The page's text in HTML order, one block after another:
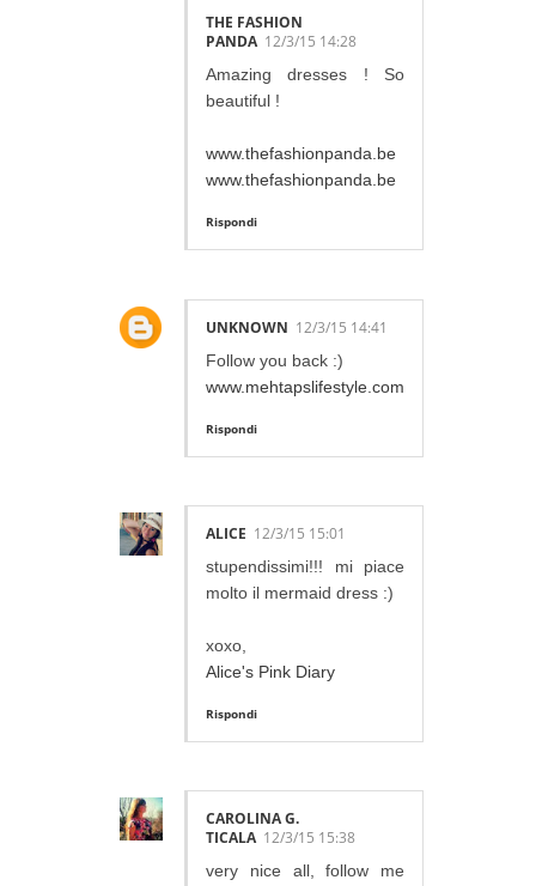
THE FASHION
PANDA 12/3/15 14:28
Amazing dresses ! So
beautiful !
www.thefashionpanda.be
www.thefashionpanda.be
Rispondi
UNKNOWN 12/3/15 14:41
Follow you back :)
www.mehtapslifestyle.com
Rispondi
ALICE 12/3/15 15:01
stupendissimi!!! mi piace
molto il mermaid dress :)
xoxo,
Alice's Pink Diary
Rispondi
CAROLINA G.
TICALA 12/3/15 15:38
very nice all, follow me